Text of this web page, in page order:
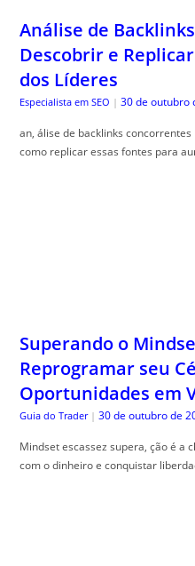
Análise de
Descobrir e
dos Líderes
Especialista em SEO | 30 de outubro
an, álise de backlinks
como replicar essas fontes para
Superando o
Reprogramar seu
Oportunidades em
Guia do Trader | 30 de outubro de
Mindset escassez supera, ção é a
com o dinheiro e conquistar